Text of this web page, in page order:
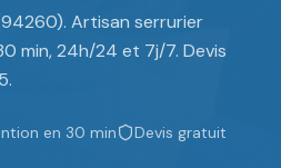
Artisan serrurier
min, 24h/24 et 7j/7. Devis
en 30 min Devis gratuit